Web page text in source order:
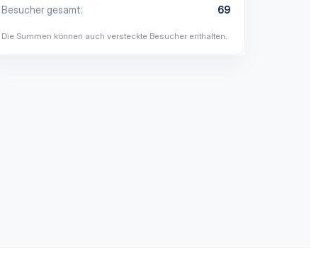
Besucher gesamt
69
Die Summen können auch versteckte Besucher enthalten.